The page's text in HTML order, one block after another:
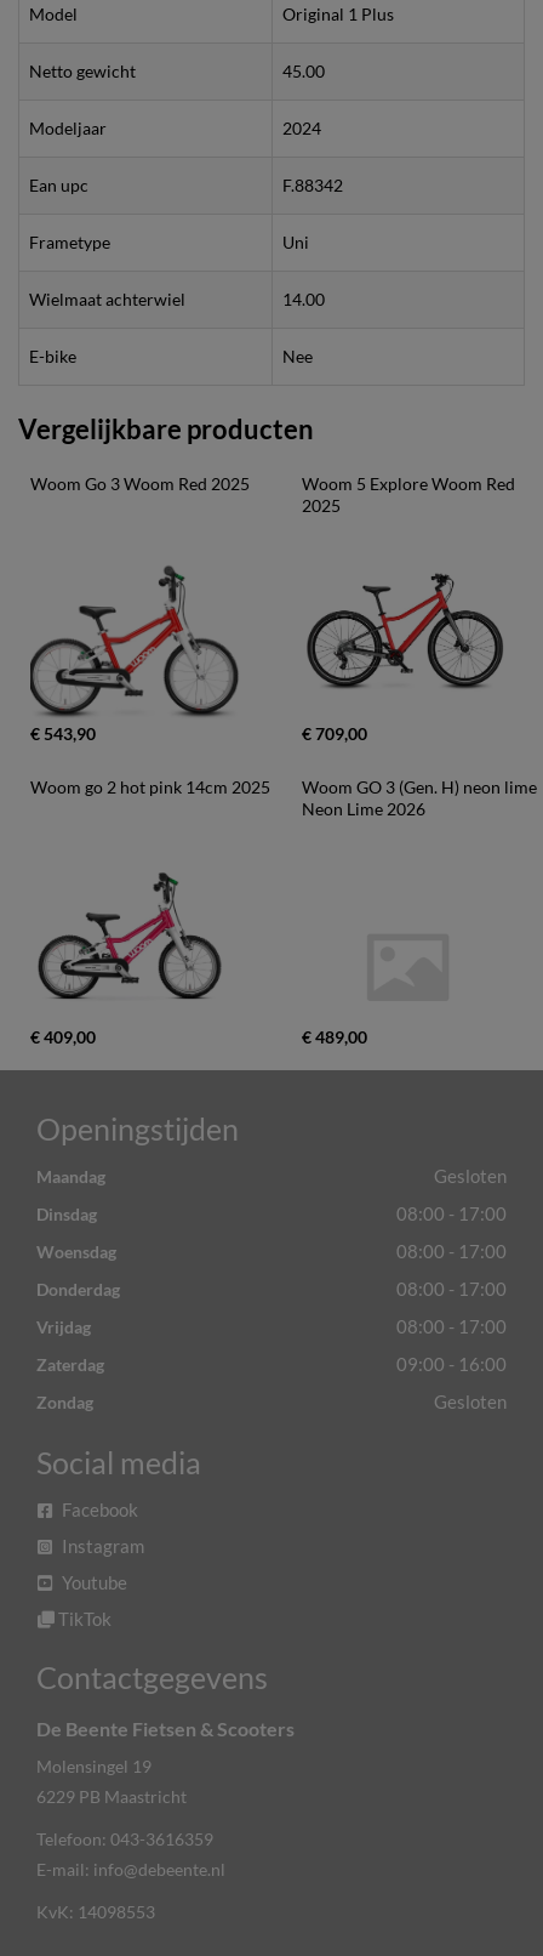
Model Original 1 Plus
Netto gewicht 45.00
Modeljaar 2024
Ean upc F.88342
Frametype Uni
Wielmaat achterwiel 14.00
E-bike Nee
Vergelijkbare producten
Woom Go 3 Woom Red 2025
€ 543,90
Woom 5 Explore Woom Red
2025
€ 709,00
Woom go 2 hot pink 14cm 2025
€ 409,00
Woom GO 3 (Gen. H) neon lime
Neon Lime 2026
€ 489,00
Openingstijden
Maandag Gesloten
Dinsdag 08:00 - 17:00
Woensdag 08:00 - 17:00
Donderdag 08:00 - 17:00
Vrijdag 08:00 - 17:00
Zaterdag 09:00 - 16:00
Zondag Gesloten
Social media
Facebook
Instagram
Youtube
TikTok
Contactgegevens
De Beente Fietsen & Scooters
Molensingel 19
6229 PB Maastricht
Telefoon: 043-3616359
E-mail: info@debeente.nl
KvK: 14098553